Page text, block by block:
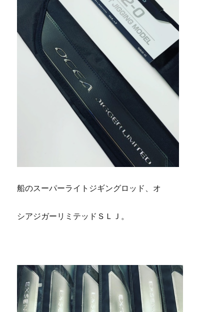
船のスーパーライトジギングロッド、オ
シアジガーリミテッドＳＬＪ。